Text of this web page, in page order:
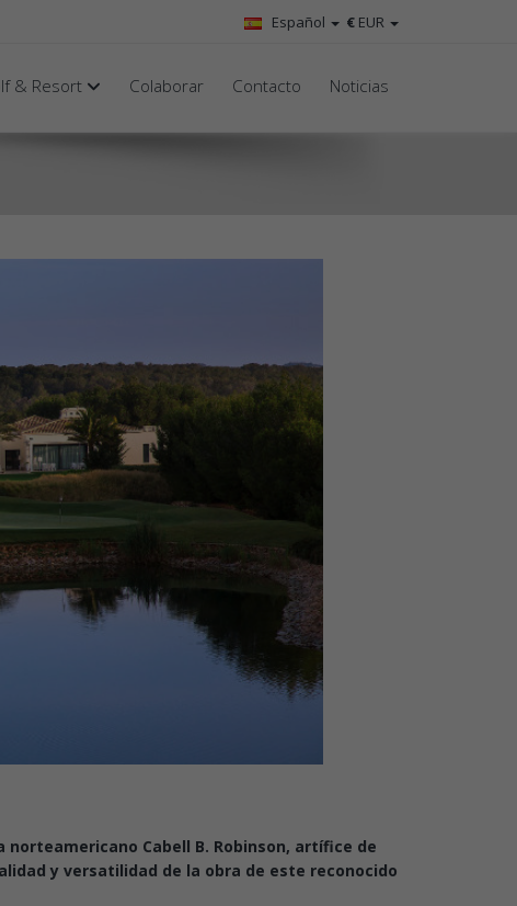
€ EUR
Español
& Resort Colaborar Contacto Noticias
Cabell B. Robinson, artífice de
y versatilidad de la obra de este reconocido